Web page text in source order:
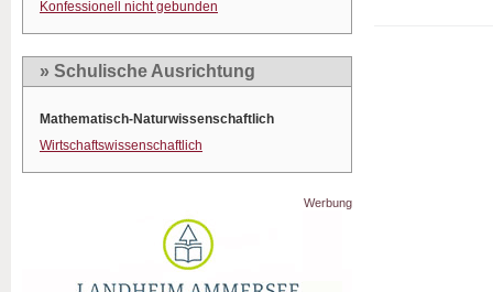
Konfessionell nicht gebunden
» Schulische Ausrichtung
Mathematisch-Naturwissenschaftlich
Wirtschaftswissenschaftlich
Werbung